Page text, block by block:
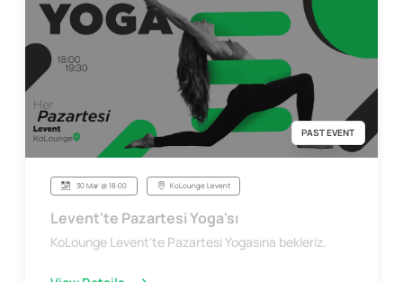
PAST EVENT
30 Mar @ 18:00 KoLounge Levent
Levent'te Pazartesi Yoga'sı
KoLounge Levent'te Pazartesi Yogasına bekleriz.